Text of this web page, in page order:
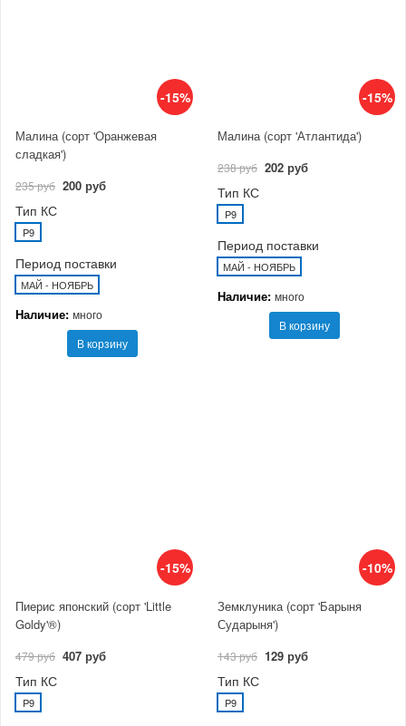
-15%
Малина (сорт 'Оранжевая
сладкая')
235 руб 200 руб
Тип КС
P9
Период поставки
МАЙ - НОЯБРЬ
Наличие: много
В корзину
-15%
Малина (сорт 'Атлантида')
238 руб 202 руб
Тип КС
P9
Период поставки
МАЙ - НОЯБРЬ
Наличие: много
В корзину
-15%
Пиерис японский (сорт 'Little
Goldy'®)
479 руб 407 руб
Тип КС
P9
-10%
Земклуника (сорт 'Барыня
Сударыня')
143 руб 129 руб
Тип КС
P9